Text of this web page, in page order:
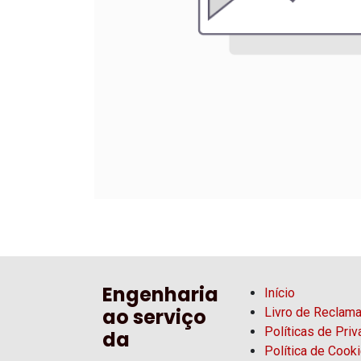
Engenharia
ao serviço
da
Início
Livro de
Políticas de
Política de